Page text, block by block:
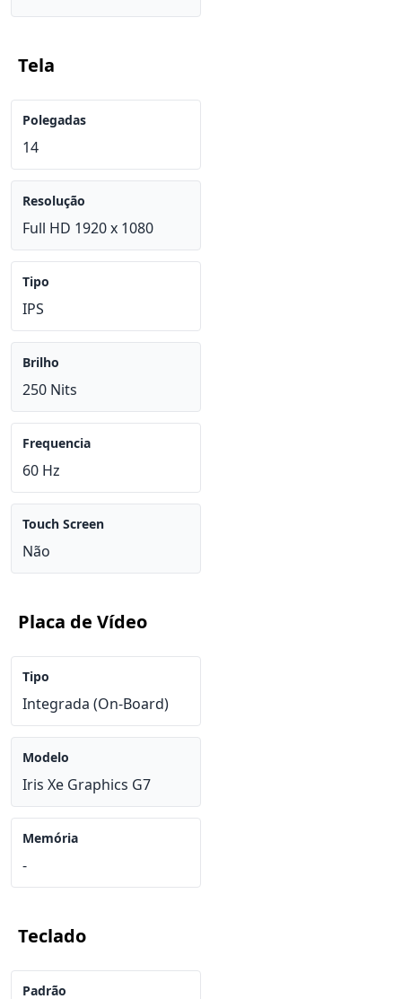
Tela
Polegadas
14
Resolução
Full HD 1920 x 1080
Tipo
IPS
Brilho
250 Nits
Frequencia
60 Hz
Touch Screen
Não
Placa de Vídeo
Tipo
Integrada (On-Board)
Modelo
Iris Xe Graphics G7
Memória
-
Teclado
Padrão